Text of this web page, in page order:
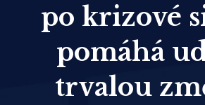
po krizové
pomáhá
trvalou